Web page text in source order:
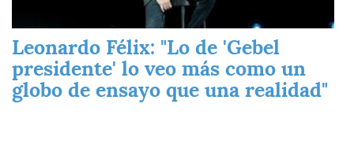
Leonardo Félix: "Lo de 'Gebel
presidente' lo veo más como un
globo de ensayo que una realidad"